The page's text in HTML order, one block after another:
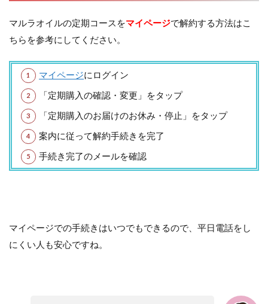
マルラオイルの定期コースをマイページで解約する方法はこ
ちらを参考にしてください。
マイページにログイン
「定期購入の確認・変更」をタップ
「定期購入のお届けのお休み・停止」をタップ
案内に従って解約手続きを完了
手続き完了のメールを確認
マイページでの手続きはいつでもできるので、平日電話をし
にくい人も安心ですね。